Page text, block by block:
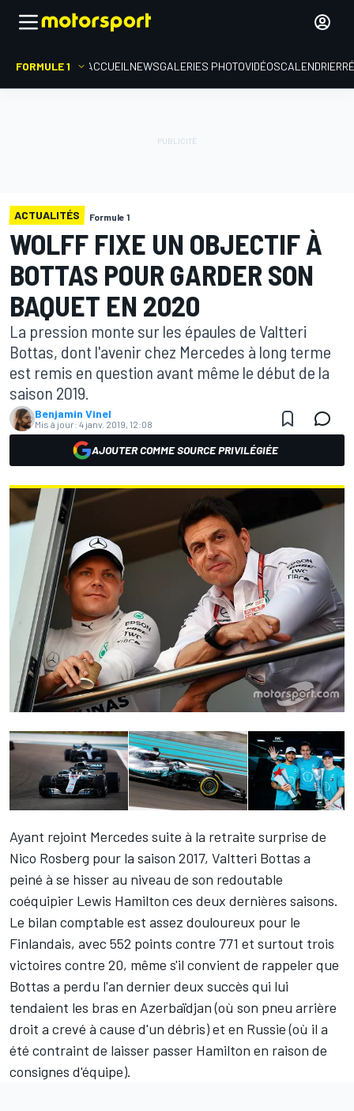
FORMULE 1 ACCUEIL NEWSGALERIES PHOTOVIDÉOSCALENDRIER
ACTUALITÉS Formule 1
WOLFF FIXE UN OBJECTIF À
BOTTAS POUR GARDER SON
BAQUET EN 2020
La pression monte sur les épaules de Valtteri
Bottas, dont l'avenir chez Mercedes à long terme
est remis en question avant même le début de la
saison 2019.
Benjamin Vinel
Mis à jour: 4 janv. 2019, 12:08
AJOUTER COMME SOURCE PRIVILÉGIÉE
Ayant rejoint Mercedes suite à la retraite surprise de
Nico Rosberg pour la saison 2017, Valtteri Bottas a
peiné à se hisser au niveau de son redoutable
coéquipier Lewis Hamilton ces deux dernières saisons.
Le bilan comptable est assez douloureux pour le
Finlandais, avec 552 points contre 771 et surtout trois
victoires contre 20, même s'il convient de rappeler que
Bottas a perdu l'an dernier deux succès qui lui
tendaient les bras en Azerbaïdjan (où son pneu arrière
droit a crevé à cause d'un débris) et en Russie (où il a
été contraint de laisser passer Hamilton en raison de
consignes d'équipe).